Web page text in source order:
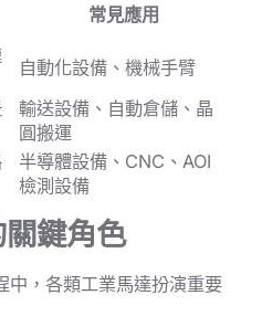
常見應用
自動化設備、機械手臂
輸送設備、自動倉儲、晶
圓搬運
半導體設備、CNC、AOI
檢測設備
鍵角色
中，各類工業馬達扮演重要